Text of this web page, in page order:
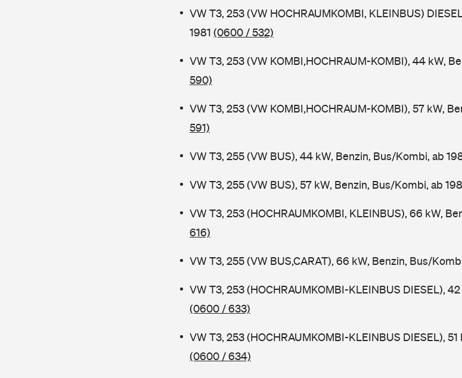
VW T3, 253 (VW HOCHRAUMKOMBI, KLEINBUS)
1981 (0600 / 532)
VW T3, 253 (VW KOMBI,HOCHRAUM-KOMBI), 44 kW,
590)
VW T3, 253 (VW KOMBI,HOCHRAUM-KOMBI), 57 kW,
591)
VW T3, 255 (VW BUS), 44 kW, Benzin, Bus/Kombi, ab
VW T3, 255 (VW BUS), 57 kW, Benzin, Bus/Kombi, ab
VW T3, 253 (HOCHRAUMKOMBI, KLEINBUS), 66 kW,
616)
VW T3, 255 (VW BUS,CARAT), 66 kW, Benzin, Bus/
VW T3, 253 (HOCHRAUMKOMBI-KLEINBUS DIESEL),
(0600 / 633)
VW T3, 253 (HOCHRAUMKOMBI-KLEINBUS DIESEL),
(0600 / 634)